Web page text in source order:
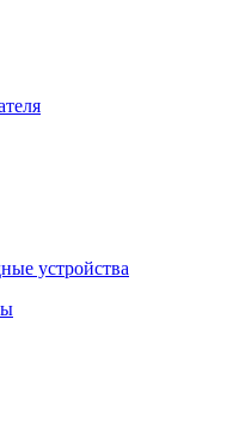
устройства